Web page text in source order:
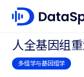
← 产品服务
人全基因组
多组学与基因组学